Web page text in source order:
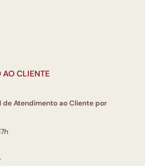
AO CLIENTE
de Atendimento ao Cliente por